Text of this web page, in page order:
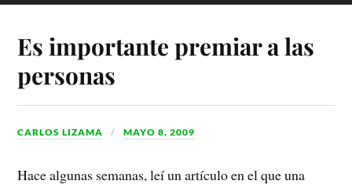
Es importante premiar a las
personas
CARLOS LIZAMA MAYO 8, 2009
Hace algunas semanas, leí un artículo en el que una